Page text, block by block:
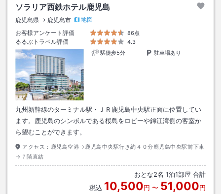
ソラリア西鉄ホテル鹿児島
鹿児島県 鹿児島市
地図
お客様アンケート評価
86点
るるぶトラベル評価
4.3
駅徒歩5分
駐車場あり
九州新幹線のターミナル駅・ＪＲ鹿児島中央駅正面に位置してい
ます。鹿児島のシンボルである桜島をロビーや錦江湾側の客室か
ら望むことができます。
アクセス： 鹿児島空港→鹿児島中央駅行き約４０分鹿児島中央駅前下車
→７階直結
おとな2名 1泊1部屋 合計
税込 10,500円 〜 51,000円